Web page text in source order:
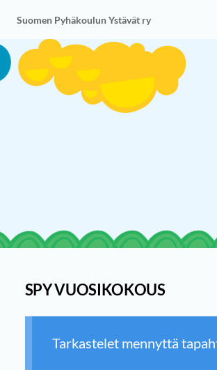
Siirry
sisältöön
Suomen Pyhäkoulun Ystävät ry
SPY VUOSIKOKOUS
Tarkastelet mennyttä